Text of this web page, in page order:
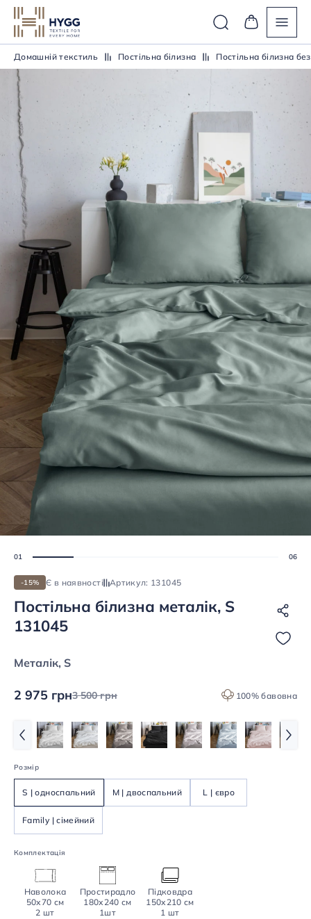
Домашній текстиль Постiльна бiлизна Постiльна бiлизна
-15% Є в наявності Артикул: 131045
Постiльна бiлизна металік, S
131045
Металік, S
2 975 грн3 500 грн 100% бавовна
Розмір
S | односпальний M | двоспальний L | євро
Family | сімейний
Комплектація
Наволока
50х70 см
2 шт
Простирадло
180х240 см
1шт
Підковдра
150х210 см
1 шт